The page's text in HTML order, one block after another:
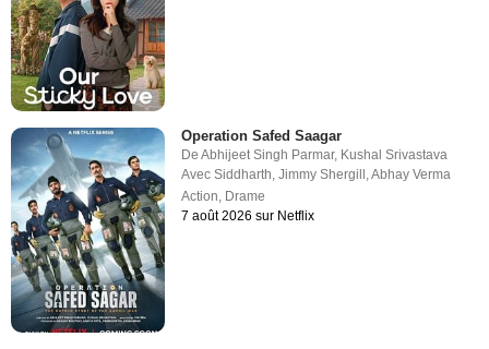
Operation Safed Saagar
DeAbhijeet Singh Parmar, Kushal Srivastava
AvecSiddharth ,Jimmy Shergill ,Abhay Verma
Action Drame
7 août 2026 sur Netflix